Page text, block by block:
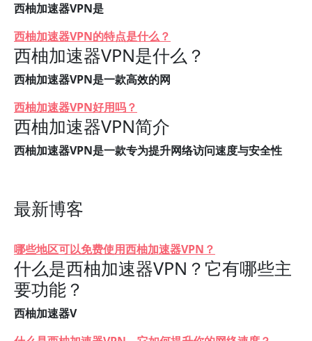
西柚加速器VPN是
西柚加速器VPN的特点是什么？
西柚加速器VPN是什么？
西柚加速器VPN是一款高效的网
西柚加速器VPN好用吗？
西柚加速器VPN简介
西柚加速器VPN是一款专为提升网络访问速度与安全性
最新博客
哪些地区可以免费使用西柚加速器VPN？
什么是西柚加速器VPN？它有哪些主
要功能？
西柚加速器V